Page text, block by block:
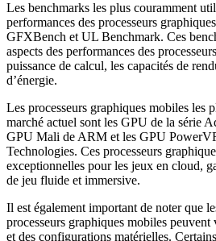
Les benchmarks les plus couramment
performances des processeurs
GFXBench et UL Benchmark. Ces
aspects des performances des
puissance de calcul, les capacités de
d’énergie.
Les processeurs graphiques mobiles les
marché actuel sont les GPU de la série
GPU Mali de ARM et les GPU
Technologies. Ces processeurs
exceptionnelles pour les jeux en cloud,
de jeu fluide et immersive.
Il est également important de noter que
processeurs graphiques mobiles
et des configurations matérielles.